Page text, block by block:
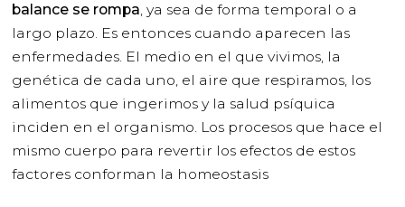
balance se rompa, ya sea de forma temporal o a
largo plazo. Es entonces cuando aparecen las
enfermedades. El medio en el que vivimos, la
genética de cada uno, el aire que respiramos, los
alimentos que ingerimos y la salud psíquica
inciden en el organismo. Los procesos que hace el
mismo cuerpo para revertir los efectos de estos
factores conforman la homeostasis